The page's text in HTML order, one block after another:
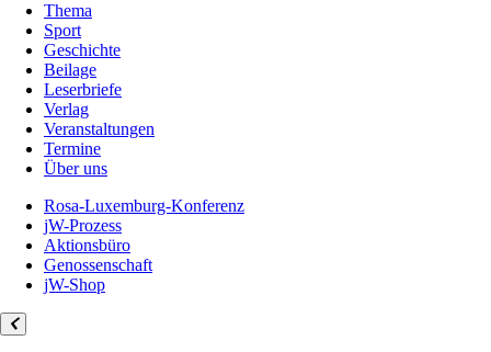
Thema
Sport
Geschichte
Beilage
Leserbriefe
Verlag
Veranstaltungen
Termine
Über uns
Rosa-Luxemburg-Konferenz
jW-Prozess
Aktionsbüro
Genossenschaft
jW-Shop